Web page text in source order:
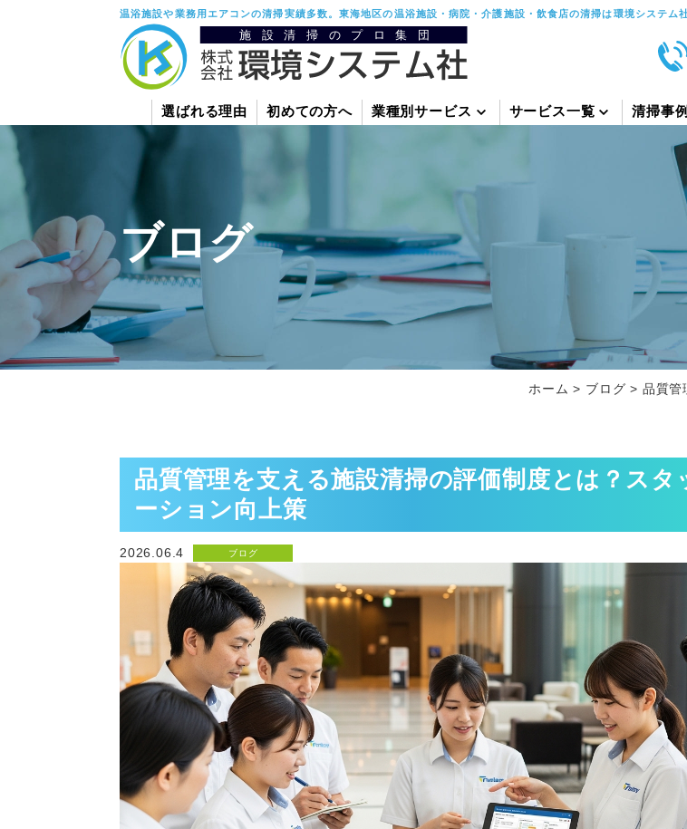
温浴施設や業務用エアコンの清掃実績多数。東海地区の温浴施設・病院・介護施設・飲食店の清掃は環境システム
選ばれる理由 初めての方へ 業種別サービス サービス一覧 清掃事
ブログ
ホーム > ブログ > 品質管
品質管理を支える施設清掃の評価制度とは？スタ
ーション向上策
2026.06.4 ブログ